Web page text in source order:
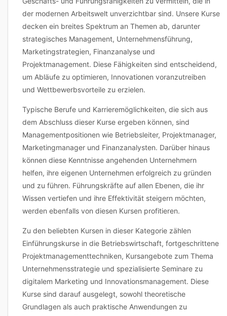
der modernen Arbeitswelt unverzichtbar sind. Unsere Kurse
decken ein breites Spektrum an Themen ab, darunter
strategisches Management, Unternehmensführung,
Marketingstrategien, Finanzanalyse und
Projektmanagement. Diese Fähigkeiten sind entscheidend,
um Abläufe zu optimieren, Innovationen voranzutreiben
und Wettbewerbsvorteile zu erzielen.
Typische Berufe und Karrieremöglichkeiten, die sich aus
dem Abschluss dieser Kurse ergeben können, sind
Managementpositionen wie Betriebsleiter, Projektmanager,
Marketingmanager und Finanzanalysten. Darüber hinaus
können diese Kenntnisse angehenden Unternehmern
helfen, ihre eigenen Unternehmen erfolgreich zu gründen
und zu führen. Führungskräfte auf allen Ebenen, die ihr
Wissen vertiefen und ihre Effektivität steigern möchten,
werden ebenfalls von diesen Kursen profitieren.
Zu den beliebten Kursen in dieser Kategorie zählen
Einführungskurse in die Betriebswirtschaft, fortgeschrittene
Projektmanagementtechniken, Kursangebote zum Thema
Unternehmensstrategie und spezialisierte Seminare zu
digitalem Marketing und Innovationsmanagement. Diese
Kurse sind darauf ausgelegt, sowohl theoretische
Grundlagen als auch praktische Anwendungen zu